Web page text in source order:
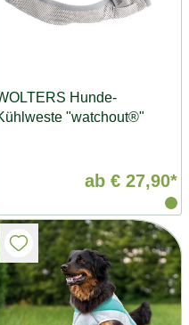
Hunde-
"watchout®"
ab € 27,90*